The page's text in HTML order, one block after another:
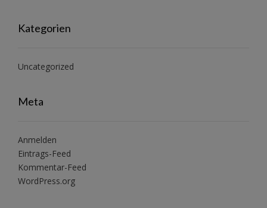
Kategorien
Uncategorized
Meta
Anmelden
Eintrags-Feed
Kommentar-Feed
WordPress.org